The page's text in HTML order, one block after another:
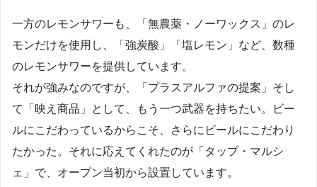
一方のレモンサワーも、「無農薬・ノーワックス」のレ
モンだけを使用し、「強炭酸」「塩レモン」など、数種
のレモンサワーを提供しています。
それが強みなのですが、「プラスアルファの提案」そし
て「映え商品」として、もう一つ武器を持ちたい。ビー
ルにこだわっているからこそ、さらにビールにこだわり
たかった。それに応えてくれたのが「タップ・マルシ
ェ」で、オープン当初から設置しています。